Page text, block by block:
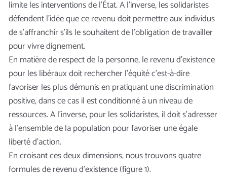
limite les interventions de l’État. A l’inverse, les solidaristes
défendent l’idée que ce revenu doit permettre aux individus
de s’affranchir s’ils le souhaitent de l’obligation de travailler
pour vivre dignement.
En matière de respect de la personne, le revenu d’existence
pour les libéraux doit rechercher l’équité c’est-à-dire
favoriser les plus démunis en pratiquant une discrimination
positive, dans ce cas il est conditionné à un niveau de
ressources. A l’inverse, pour les solidaristes, il doit s’adresser
à l’ensemble de la population pour favoriser une égale
liberté d’action.
En croisant ces deux dimensions, nous trouvons quatre
formules de revenu d’existence (figure 1).